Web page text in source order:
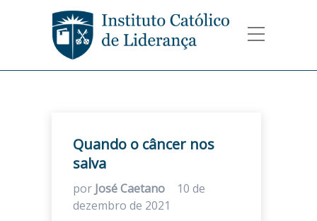
Quando o câncer nos
salva
por José Caetano
10 de
dezembro de 2021